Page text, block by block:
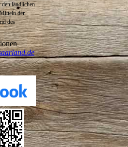
ländlichen
der
des